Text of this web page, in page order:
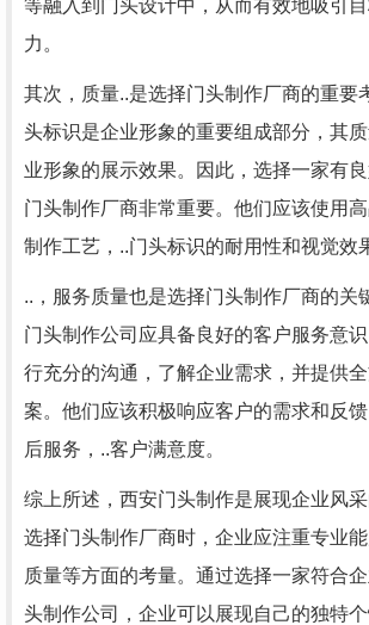
等融入到门头设计中，从而有效地吸引
力。
其次，质量..是选择门头制作厂商的重要
头标识是企业形象的重要组成部分，其
业形象的展示效果。因此，选择一家有
门头制作厂商非常重要。他们应该使用
制作工艺，..门头标识的耐用性和视觉效
..，服务质量也是选择门头制作厂商的关
门头制作公司应具备良好的客户服务意
行充分的沟通，了解企业需求，并提供
案。他们应该积极响应客户的需求和反
后服务，..客户满意度。
综上所述，西安门头制作是展现企业风
选择门头制作厂商时，企业应注重专业
质量等方面的考量。通过选择一家符合
头制作公司，企业可以展现自己的独特个